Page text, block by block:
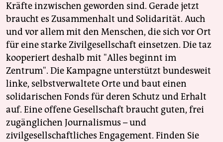
Kräfte inzwischen geworden sind. Gerade jetzt
braucht es Zusammenhalt und Solidarität. Auch
und vor allem mit den Menschen, die sich vor Ort
für eine starke Zivilgesellschaft einsetzen. Die taz
kooperiert deshalb mit "Alles beginnt im
Zentrum". Die Kampagne unterstützt bundesweit
linke, selbstverwaltete Orte und baut einen
solidarischen Fonds für deren Schutz und Erhalt
auf. Eine offene Gesellschaft braucht guten, frei
zugänglichen Journalismus – und
zivilgesellschaftliches Engagement. Finden Sie